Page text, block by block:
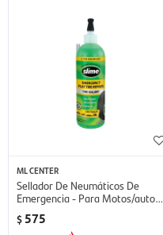
ML CENTER
Sellador De Neumáticos De
Emergencia - Para Motos/autos
$ 575